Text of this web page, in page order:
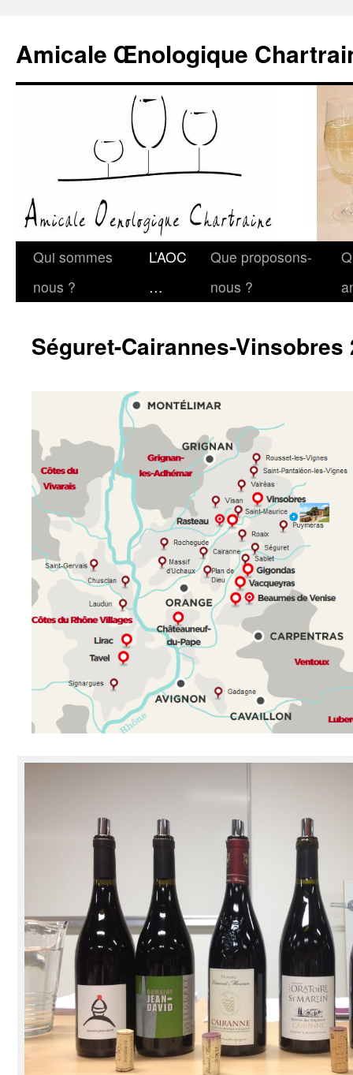
Amicale Œnologique
Qui sommes
nous ?
L’AOC
…
Que proposons-
nous ?
Séguret-Cairannes-Vinsobres